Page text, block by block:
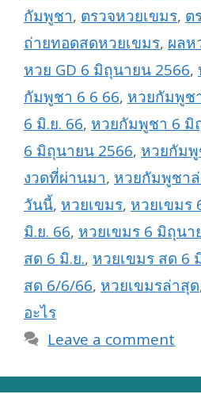
กัมพูชา, ตรวจหวยเขมร, ต
ถ่ายทอดสดหวยเขมร, ผลห
หวย GD 6 มิถุนายน 2566,
กัมพูชา 6 6 66, หวยกัมพูช
6 มิ.ย. 66, หวยกัมพูชา 6 มิ
6 มิถุนายน 2566, หวยกัมพู
งวดที่ผ่านมา, หวยกัมพูชา
วันนี้, หวยเขมร, หวยเขมร
มิ.ย. 66, หวยเขมร 6 มิถุนา
สด 6 มิ.ย., หวยเขมร สด 6
สด 6/6/66, หวยเขมรล่าสุด
อะไร
Leave a comment